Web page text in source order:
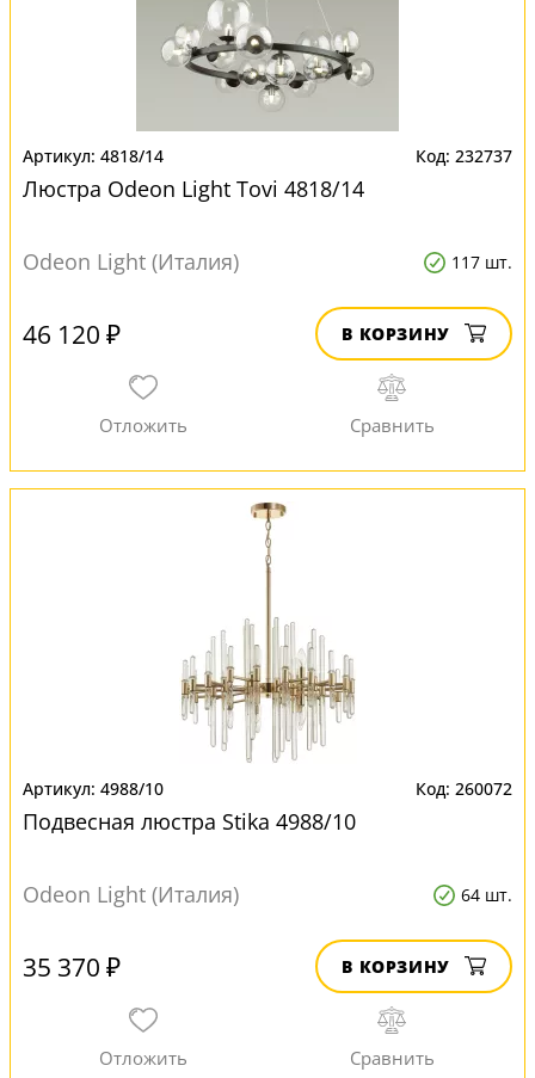
4818/14 232737
Люстра Odeon Light Tovi 4818/14
Odeon Light (Италия) 117 шт.
46 120 ₽ В КОРЗИНУ
4988/10 260072
Подвесная люстра Stika 4988/10
Odeon Light (Италия) 64 шт.
35 370 ₽ В КОРЗИНУ